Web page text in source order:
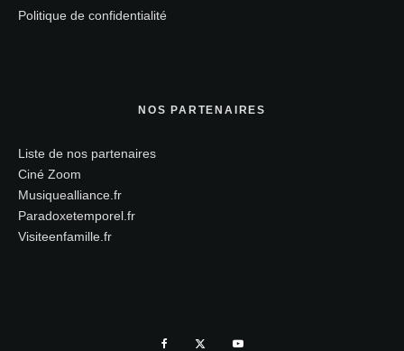
Politique de confidentialité
NOS PARTENAIRES
Liste de nos partenaires
Ciné Zoom
Musiquealliance.fr
Paradoxetemporel.fr
Visiteenfamille.fr